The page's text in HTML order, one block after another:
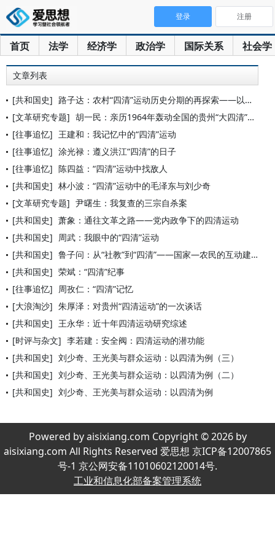
首页 法学 经济学 政治学 国际关系 社会学
登录 注册
文章列表
[共和国史] 路子达：农村“四清”运动历史分期的再探索——以地方“四清”个
[文革研究专题] 胡一民：亲历1964年轰动全国的贵州“大四清”运动
[往事追忆] 王建和：我记忆中的“四清”运动
[往事追忆] 涂光禄：遵义洪江“四清”的日子
[往事追忆] 陈四益：“四清”运动中找敌人
[共和国史] 林小波：“四清”运动中的毛泽东与刘少奇
[文革研究专题] 尹曙生：我复查的三宗自杀案
[共和国史] 萧象：通往文革之路——党内政争下的四清运动
[共和国史] 周武：我眼中的“四清”运动
[共和国史] 鲁子问：从“社教”到“四清”——国家—农民的互动建构
[共和国史] 荣斌：“四清”纪事
[往事追忆] 周孜仁：“四清”记忆
[大浪淘沙] 朱厚泽：对贵州“四清运动”的一次谈话
[共和国史] 王永华：近十年四清运动研究综述
[时评与杂文] 李若建：安全阀：四清运动的潜功能
[共和国史] 刘少奇、王光美与群众运动：以四清为例（三）
[共和国史] 刘少奇、王光美与群众运动：以四清为例（二）
[共和国史] 刘少奇、王光美与群众运动：以四清为例
Powered by aisixiang.com Copyright © 2026 by
aisixiang.com All Rights Reserved 爱思想 京ICP备12007865
号-1 京公网安备11010602120014号.
工业和信息化部备案管理系统